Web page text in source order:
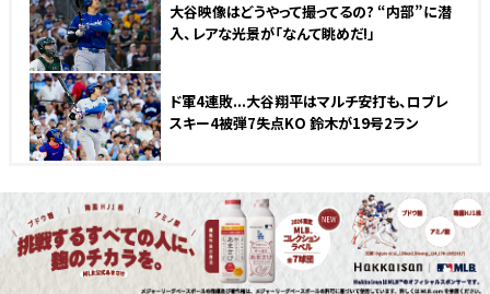
大谷映像はどうやって撮ってるの? “内部”に潜
入、レアな光景が「なんて眺めだ!」
ド軍4連敗...大谷翔平はマルチ安打も、ロブレ
スキー4被弾7失点KO 鈴木が19号2ラン